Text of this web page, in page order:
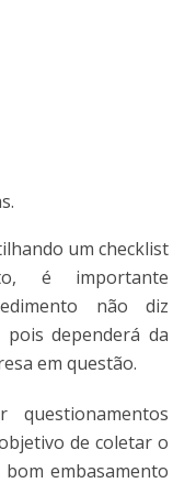
um checklist
é importante
não diz
dependerá da
em questão.
de coletar o
embasamento